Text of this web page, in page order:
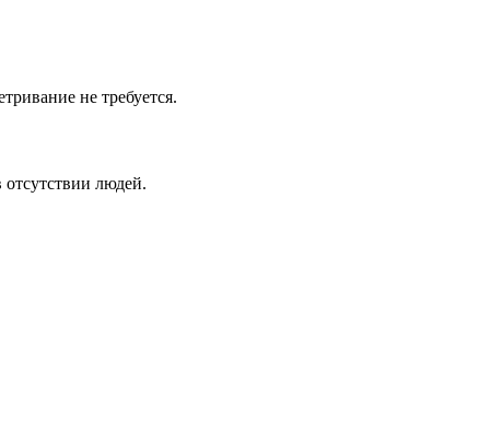
не требуется.
людей.